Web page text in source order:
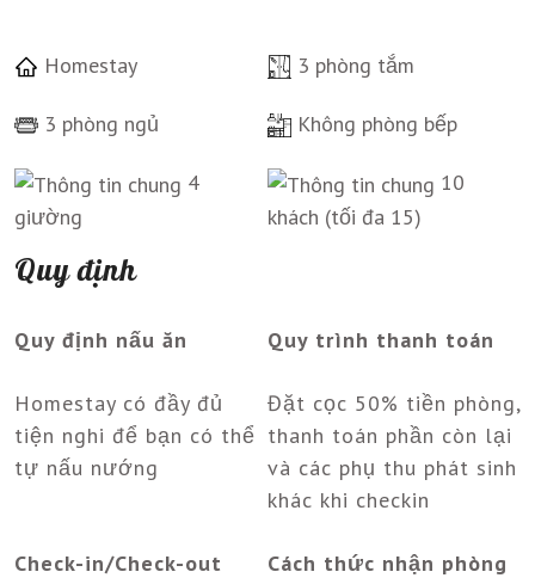
Homestay 3 phòng tắm
3 phòng ngủ Không phòng bếp
4
giường
10
khách (tối đa 15)
Quy định
Quy định nấu ăn
Homestay có đầy đủ
tiện nghi để bạn có thể
tự nấu nướng
Quy trình thanh toán
Đặt cọc 50% tiền phòng,
thanh toán phần còn lại
và các phụ thu phát sinh
khác khi checkin
Check-in/Check-out Cách thức nhận phòng